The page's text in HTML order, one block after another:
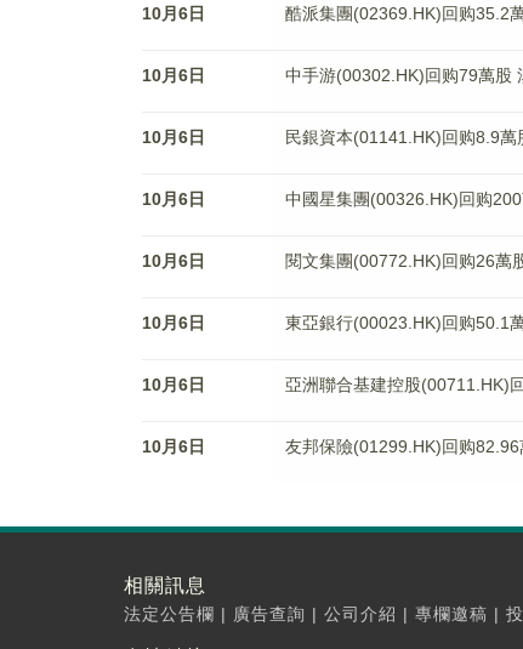
10月6日 酷派集團(02369.HK)回购35.2
10月6日 中手游(00302.HK)回购79萬股
10月6日 民銀資本(01141.HK)回购8.9
10月6日 中國星集團(00326.HK)回购
10月6日 閱文集團(00772.HK)回购26萬
10月6日 東亞銀行(00023.HK)回购50.1
10月6日 亞洲聯合基建控股(00711.HK)
10月6日 友邦保險(01299.HK)回购
相關訊息
法定公告欄 | 廣告查詢 | 公司介紹 | 專欄邀稿 |